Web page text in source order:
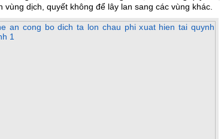
dịch, quyết không để lây lan sang các vùng khác.